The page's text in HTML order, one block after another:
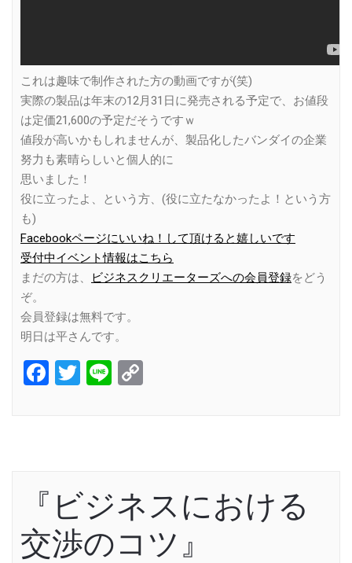
これは趣味で制作された方の動画ですが(笑)
実際の製品は年末の12月31日に発売される予定で、お値段
は定価21,600の予定だそうですｗ
値段が高いかもしれませんが、製品化したバンダイの企業
努力も素晴らしいと個人的に
思いました！
役に立ったよ、という方、(役に立たなかったよ！という方
も)
Facebookページにいいね！して頂けると嬉しいです
受付中イベント情報はこちら
まだの方は、
ビジネスクリエーターズへの会員登録をどう
ぞ。
会員登録は無料です。
明日は平さんです。
Facebook
Twitter
Line
『ビジネスにおける
交渉のコツ』